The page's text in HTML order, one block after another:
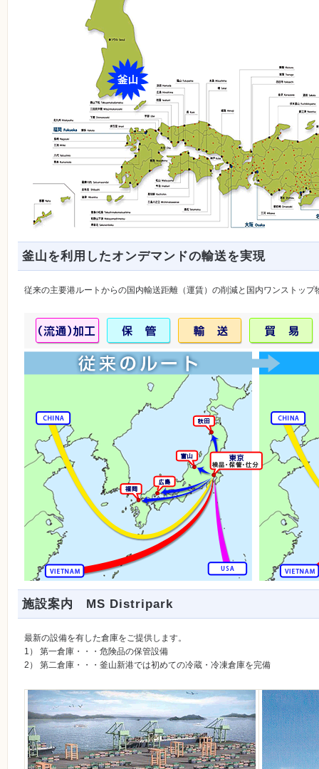
釜山を利用したオンデマンドの輸送を実現
従来の主要港ルートからの国内輸送距離（運賃）の削減と国内ワンストップ
施設案内 MS Distripark
最新の設備を有した倉庫をご提供します。
1） 第一倉庫・・・危険品の保管設備
2） 第二倉庫・・・釜山新港では初めての冷蔵・冷凍倉庫を完備